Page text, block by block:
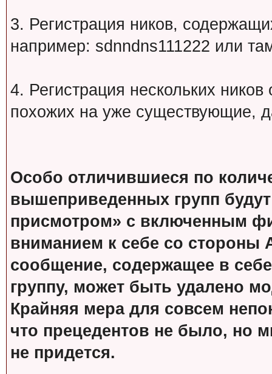
3. Регистрация ников,
например: sdnndns111222 или
4. Регистрация нескольких
похожих на уже существующие,
Особо отличившиеся по
вышеприведенных групп
присмотром» с включенным
вниманием к себе со стороны
сообщение, содержащее в
группу, может быть удалено
Крайняя мера для совсем
что прецедентов не было, но
не придется.